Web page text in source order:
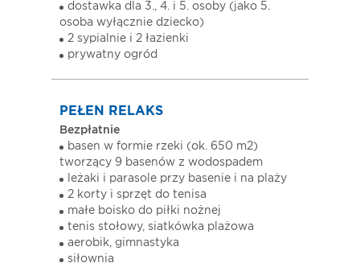
dostawka dla 3., 4. i 5. osoby (jako 5.
osoba wyłącznie dziecko)
2 sypialnie i 2 łazienki
prywatny ogród
PEŁEN RELAKS
Bezpłatnie
basen w formie rzeki (ok. 650 m2)
tworzący 9 basenów z wodospadem
leżaki i parasole przy basenie i na plaży
2 korty i sprzęt do tenisa
małe boisko do piłki nożnej
tenis stołowy, siatkówka plażowa
aerobik, gimnastyka
siłownia